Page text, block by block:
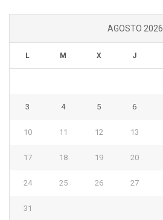
AGOSTO 2026
L M X J
3 4 5 6
10 11 12 13
17 18 19 20
24 25 26 27
31